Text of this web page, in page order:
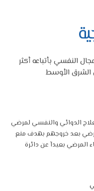
النفسي بأتباعه أكثر
الشرق الأوسط
الدوائي والنفسي لمرضي
بعد خروجهم بهدف منع
المرضي بعيدآ عن دائرة